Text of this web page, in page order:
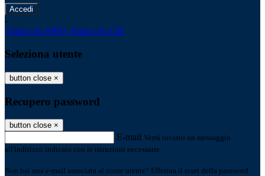
-
Entra con SPID Entra con CIE
Seleziona utente
button close ×
Recupero password
button close ×
E-mail Verrà inviato un messaggio
all'indirizzo indicato con le istruzioni necessarie.
Non hai una e-mail associata al nome utente? Effettua il reset della password